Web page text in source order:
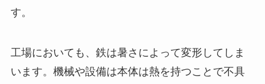
す。
工場においても、鉄は暑さによって変形してしま
います。機械や設備は本体は熱を持つことで不具